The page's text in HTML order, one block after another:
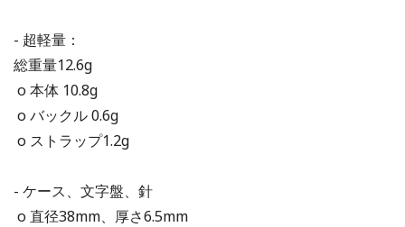
- 超軽量：
総重量12.6g
o 本体 10.8g
o バックル 0.6g
o ストラップ1.2g
- ケース、文字盤、針
o 直径38mm、厚さ6.5mm